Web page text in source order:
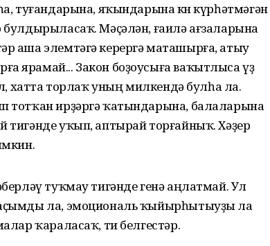
туғандарына, яҡындарына көн күрһәтмәгән
булдырыласаҡ. Мәҫәлән, ғаилә ағзаларына
аша элемтәгә керергә маташырға, атыу
ярамай... Закон боҙоусыға ваҡытлыса үҙ
хатта торлаҡ уның милкендә булһа ла.
тотҡан ирҙәргә ҡатындарына, балаларына
тигәнде уҡып, аптырай торғайныҡ. Хәҙер
туҡмау тигәнде генә аңлатмай. Ул
ла, эмоциональ ҡыйырһытыуҙы ла
ҡараласаҡ, ти белгестәр.